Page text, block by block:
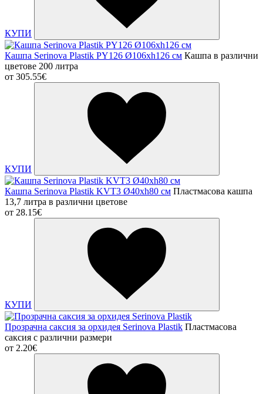
КУПИ
Кашпа Serinova Plastik PY126 Ø106xh126 см Кашпа в различни
цветове 200 литра
от 305.55€
КУПИ
Кашпа Serinova Plastik KVT3 Ø40xh80 см Пластмасова кашпа
13,7 литра в различни цветове
от 28.15€
КУПИ
Прозрачна саксия за орхидея Serinova Plastik Пластмасова
саксия с различни размери
от 2.20€